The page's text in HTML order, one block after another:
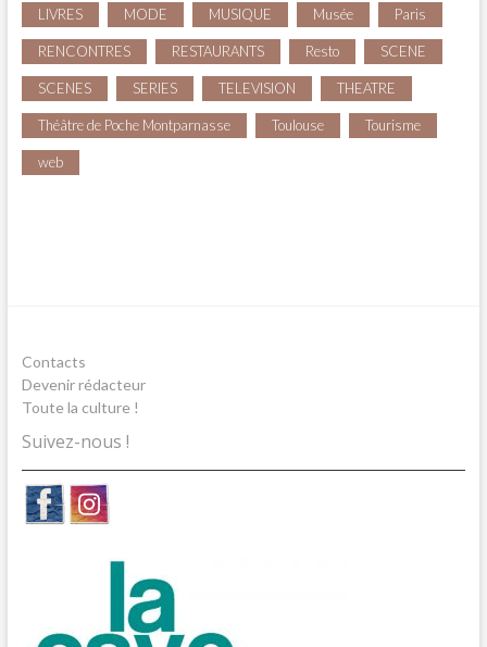
LIVRES MODE MUSIQUE Musée Paris
RENCONTRES RESTAURANTS Resto SCENE
SCENES SERIES TELEVISION THEATRE
Théâtre de Poche Montparnasse Toulouse Tourisme
web
Contacts
Devenir rédacteur
Toute la culture !
Suivez-nous !